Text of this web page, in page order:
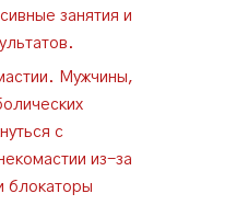
занятия и
Мужчины,
с
из-за
блокаторы